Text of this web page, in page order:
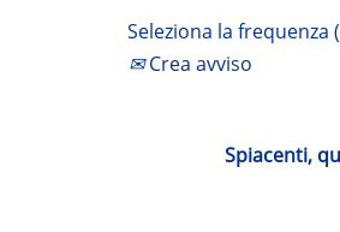
Seleziona la
Crea avviso
Spiacenti,